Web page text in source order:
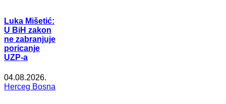
Luka Mišetić:
U BiH zakon
ne zabranjuje
poricanje
UZP-a
04.08.2026.
Herceg Bosna